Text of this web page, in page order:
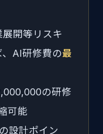
展開等リスキ
AI研修費の最
の研修
可能
設計ポイン